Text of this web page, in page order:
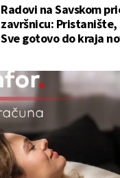
Radovi na Savskom
završnicu:
Sve gotovo do kraja